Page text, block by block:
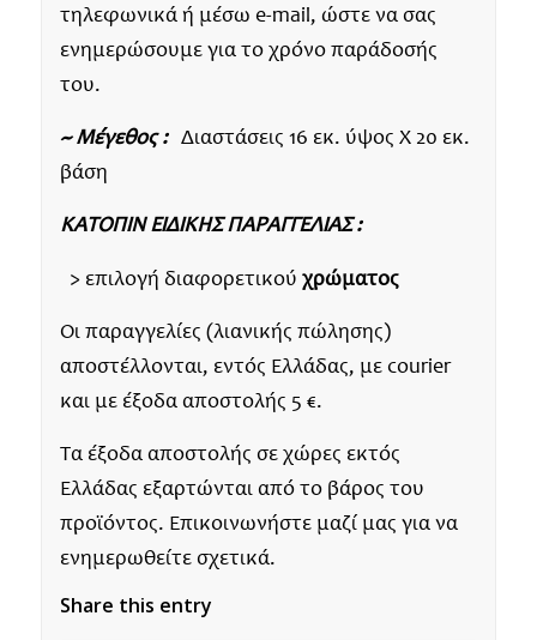
τηλεφωνικά ή μέσω e-mail, ώστε να σας
ενημερώσουμε για το χρόνο παράδοσής
του.
~ Μέγεθος :Διαστάσεις 16 εκ. ύψος Χ 20 εκ.
βάση
ΚΑΤΟΠΙΝ ΕΙΔΙΚΗΣ ΠΑΡΑΓΓΕΛΙΑΣ :
> επιλογή διαφορετικού χρώματος
Οι παραγγελίες (λιανικής πώλησης)
αποστέλλονται, εντός Ελλάδας, με courier
και με έξοδα αποστολής 5 €.
Τα έξοδα αποστολής σε χώρες εκτός
Ελλάδας εξαρτώνται από το βάρος του
προϊόντος. Επικοινωνήστε μαζί μας για να
ενημερωθείτε σχετικά.
Share this entry